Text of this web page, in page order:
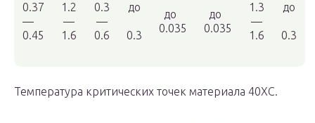
0.37
—
0.45
1.2
—
1.6
0.3
—
0.6
до
0.3
до
0.035
до
0.035
1.3
—
1.6
до
0.3
Температура критических точек материала 40ХС.